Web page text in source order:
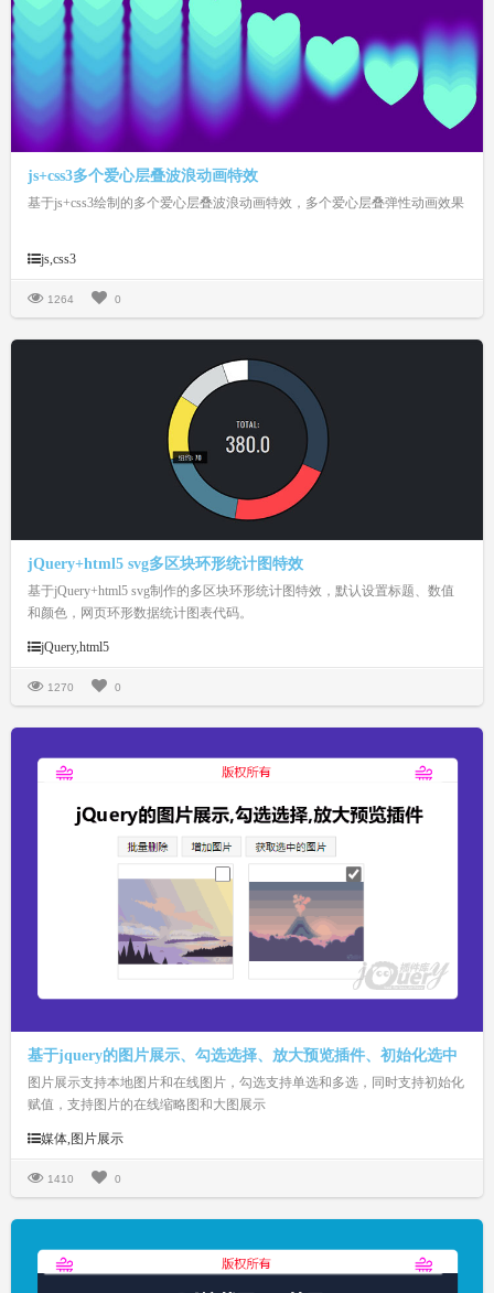
js+css3多个爱心层叠波浪动画特效
基于js+css3绘制的多个爱心层叠波浪动画特效，多个爱心层叠弹性动画效果
js,css3
1264 0
jQuery+html5 svg多区块环形统计图特效
基于jQuery+html5 svg制作的多区块环形统计图特效，默认设置标题、数值
和颜色，网页环形数据统计图表代码。
jQuery,html5
1270 0
基于jquery的图片展示、勾选选择、放大预览插件、初始化选中
图片展示支持本地图片和在线图片，勾选支持单选和多选，同时支持初始化
赋值，支持图片的在线缩略图和大图展示
媒体,图片展示
1410 0